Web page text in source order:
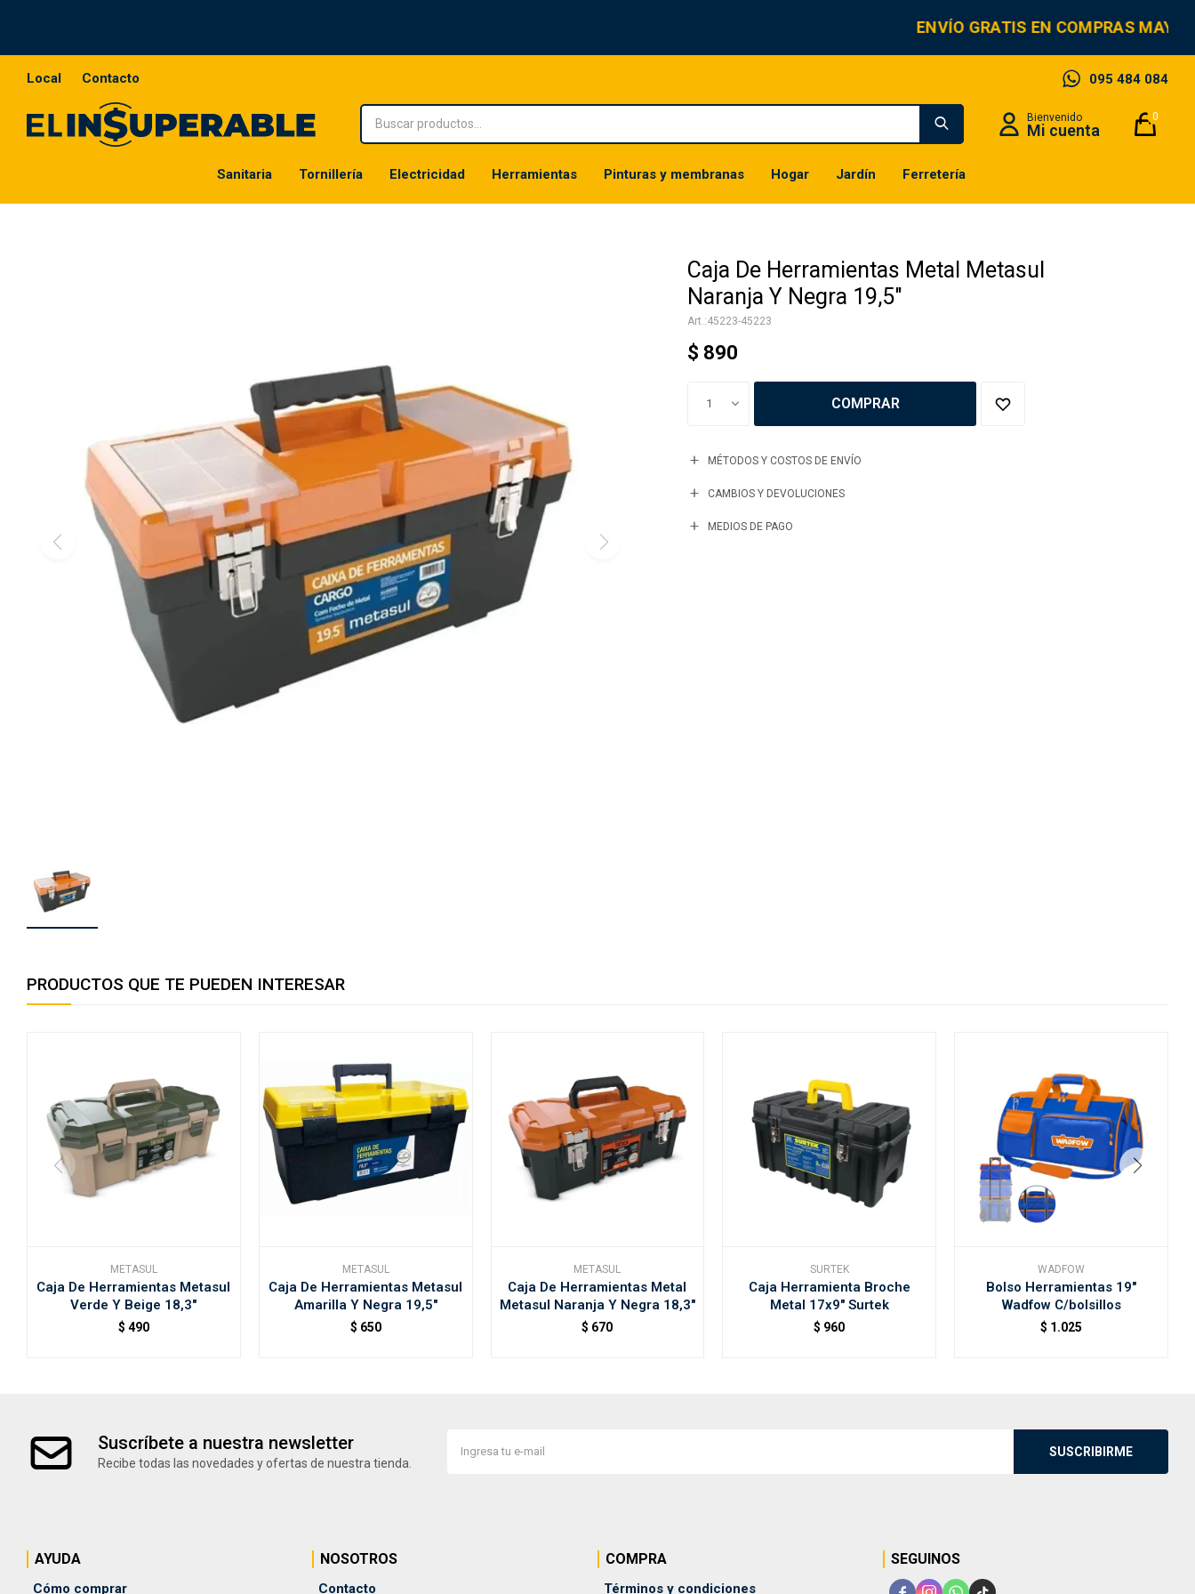
ENVÍO GRATIS EN COMPRAS
Sanitaria Tornillería Electricidad Herramientas Pinturas y membranas Hogar Jardín Ferretería
0
095 484 084
Local Contacto
Caja De Herramientas Metal Metasul
Naranja Y Negra 19,5"
45223-45223
$ 890
1 COMPRAR
MÉTODOS Y COSTOS DE ENVÍO
CAMBIOS Y DEVOLUCIONES
MEDIOS DE PAGO
PRODUCTOS QUE TE PUEDEN INTERESAR
METASUL
Caja De Herramientas Metasul
Verde Y Beige 18,3"
$ 490
METASUL
Caja De Herramientas Metasul
Amarilla Y Negra 19,5"
$ 650
METASUL
Caja De Herramientas Metal
Metasul Naranja Y Negra 18,3"
$ 670
SURTEK
Caja Herramienta Broche
Metal 17x9" Surtek
$ 960
WADFOW
Bolso Herramientas 19"
Wadfow C/bolsillos
$ 1.025
Suscríbete a nuestra newsletter
Recibe todas las novedades y ofertas de nuestra tienda.
SUSCRIBIRME
AYUDA
Cómo comprar
NOSOTROS
Contacto
COMPRA
Términos y condiciones
SEGUINOS